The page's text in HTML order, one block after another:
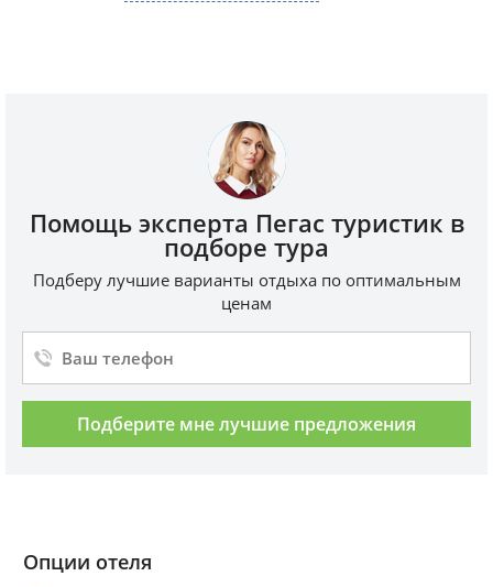
Помощь эксперта Пегас туристик в
подборе тура
Подберу лучшие варианты отдыха по оптимальным
ценам
Подберите мне лучшие предложения
Опции отеля